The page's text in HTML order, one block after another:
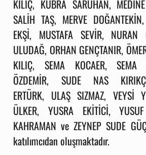
KILIÇ, KÜBRA SARUHAN,
SALİH TAŞ, MERVE DOĞANTEKİN,
EKŞİ, MUSTAFA SEVİR, NURAN
ULUDAĞ, ORHAN GENÇTANIR,
KILIÇ, SEMA KOCAER,SEMA
ÖZDEMİR, SUDE NAS
ERTÜRK, ULAŞ SIZMAZ, VEYSİ
ÜLKER, YUSRA EKİTİCİ,
KAHRAMAN veZEYNEP SUDE
katılımcıdan oluşmaktadır.